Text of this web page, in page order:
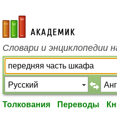
academic.ru
Словари и энциклопедии
Толкования Переводы